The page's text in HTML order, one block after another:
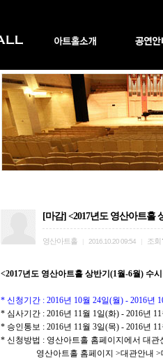
[마감] <2017년도 영산아트홀
영산아트홀 2016.10.20 09:54 조회
<2017년도 영산아트홀 상반기(1월-6월) 수
* 신청기간 : 2016년 10월 24일(월) - 2016년
* 심사기간 : 2016년 11월 1일(화) - 2016년
* 승인통보 : 2016년 11월 3일(목) - 2016년
* 신청방법 : 영산아트홀 홈페이지에서 대
영산아트홀 홈페이지 >대관안내 >대관